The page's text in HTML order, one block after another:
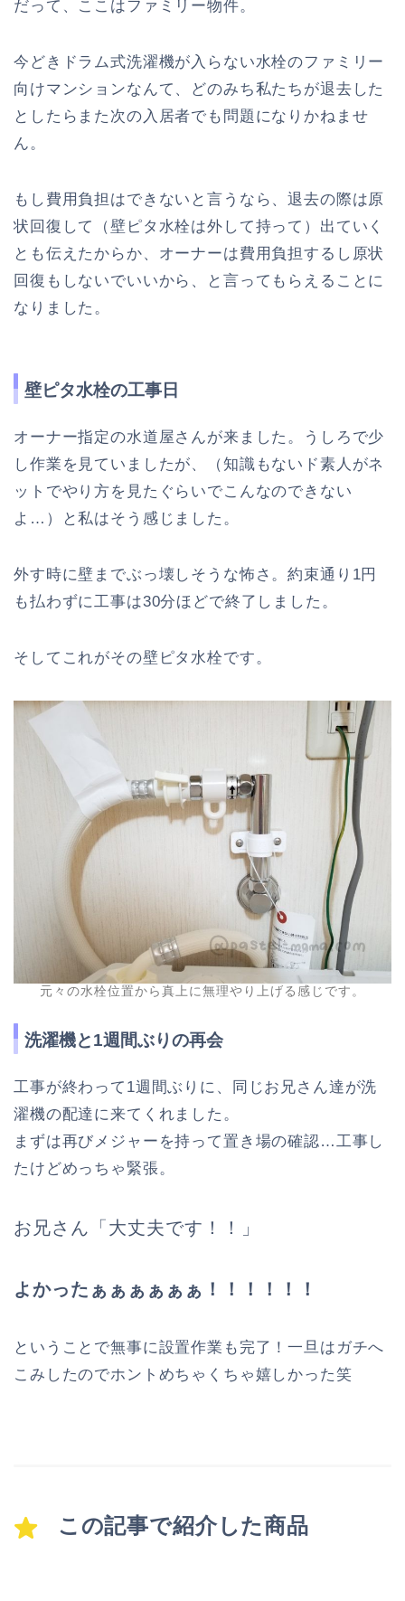
だって、ここはファミリー物件。
今どきドラム式洗濯機が入らない水栓のファミリー
向けマンションなんて、どのみち私たちが退去した
としたらまた次の入居者でも問題になりかねませ
ん。
もし費用負担はできないと言うなら、退去の際は原
状回復して（壁ピタ水栓は外して持って）出ていく
とも伝えたからか、オーナーは費用負担するし原状
回復もしないでいいから、と言ってもらえることに
なりました。
壁ピタ水栓の工事日
オーナー指定の水道屋さんが来ました。うしろで少
し作業を見ていましたが、（知識もないド素人がネ
ットでやり方を見たぐらいでこんなのできない
よ…）と私はそう感じました。
外す時に壁までぶっ壊しそうな怖さ。約束通り1円
も払わずに工事は30分ほどで終了しました。
そしてこれがその壁ピタ水栓です。
元々の水栓位置から真上に無理やり上げる感じです。
洗濯機と1週間ぶりの再会
工事が終わって1週間ぶりに、同じお兄さん達が洗
濯機の配達に来てくれました。
まずは再びメジャーを持って置き場の確認…工事し
たけどめっちゃ緊張。
お兄さん「大丈夫です！！」
よかったぁぁぁぁぁぁ！！！！！！
ということで無事に設置作業も完了！一旦はガチへ
こみしたのでホントめちゃくちゃ嬉しかった笑
この記事で紹介した商品